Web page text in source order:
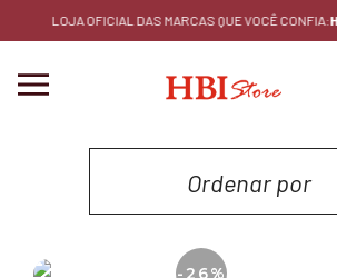
LOJA OFICIAL DAS MARCAS QUE VOCÊ CONFIA:
Ordenar por
-26%